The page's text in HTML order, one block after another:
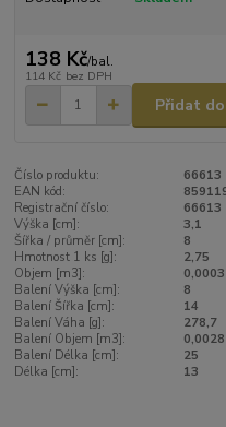
138 Kč/bal.
114 Kč bez DPH
Přidat
Číslo produktu:
66613
EAN kód:
Registrační číslo:
66613
Výška [cm]:
3,1
Šířka / průměr [cm]:
8
Hmotnost 1 ks [g]:
2,75
Objem [m3]:
Balení Výška [cm]:
8
Balení Šířka [cm]:
14
Balení Váha [g]:
278,7
Balení Objem [m3]:
0,0028
Balení Délka [cm]:
25
Délka [cm]:
13